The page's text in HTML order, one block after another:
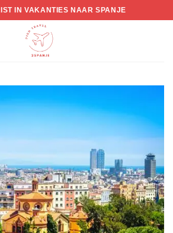
IN VAKANTIES NAAR SPANJE